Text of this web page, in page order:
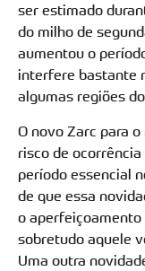
ser estimado
do milho de
aumentou o
interfere bastante
algumas regiões
O novo Zarc para
risco de
período essencial
de que essa
o aperfeiçoamento
sobretudo aquele
Uma outra